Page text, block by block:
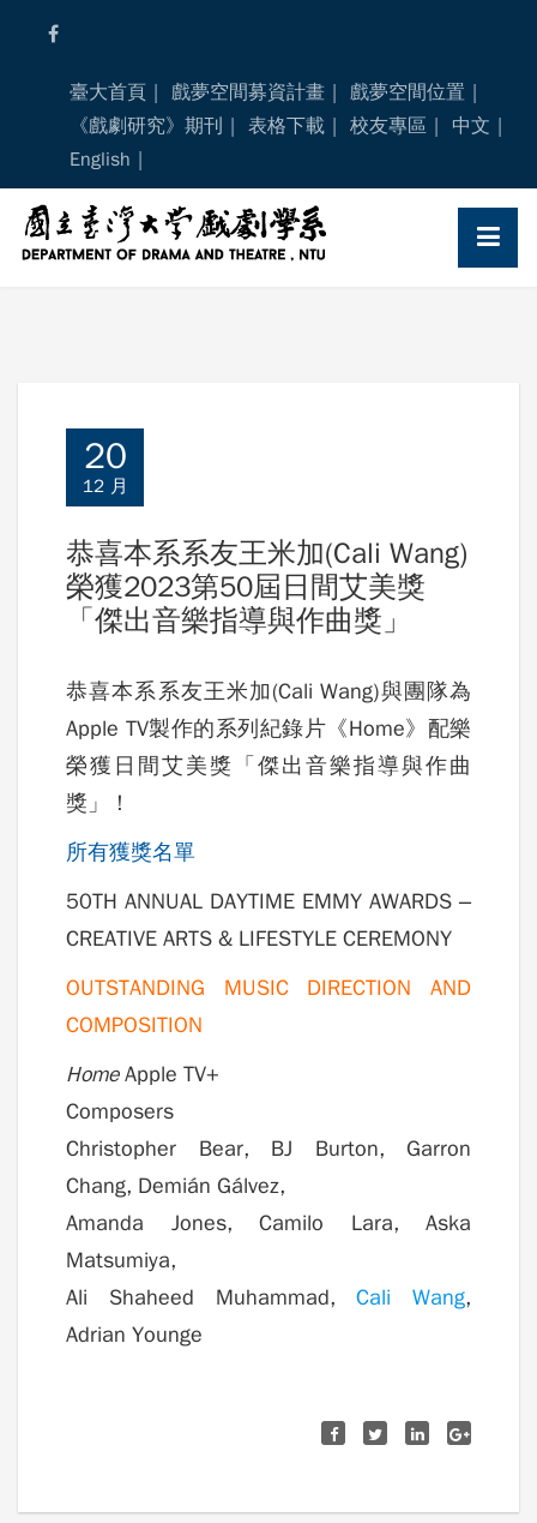
臺大首頁 戲夢空間募資計畫
戲夢空間位置
《戲劇研究》期刊
表格下載 校友專區
中文
English
20
12 月
恭喜本系系友王米加(Cali Wang)
榮獲2023第50屆日間艾美獎
「傑出音樂指導與作曲獎」
恭喜本系系友王米加(Cali Wang)與團隊為
Apple TV製作的系列紀錄片《Home》配樂
榮獲日間艾美獎「傑出音樂指導與作曲
獎」！
所有獲獎名單
50TH ANNUAL DAYTIME EMMY AWARDS –
CREATIVE ARTS & LIFESTYLE CEREMONY
OUTSTANDING MUSIC DIRECTION AND
COMPOSITION
HomeApple TV+
Composers
Christopher Bear, BJ Burton, Garron
Chang, Demián Gálvez,
Amanda Jones, Camilo Lara, Aska
Matsumiya,
Ali Shaheed Muhammad,
Cali Wang,
Adrian Younge